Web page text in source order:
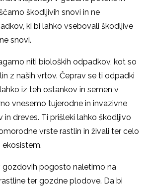
škodljivih snovi in ne
ki bi lahko vsebovali škodljive
snovi.
niti bioloških odpadkov, kot so
z naših vrtov. Čeprav se ti odpadki
iz teh ostankov in semen v
vnesemo tujerodne in invazivne
in dreves. Ti prišleki lahko škodljivo
vrste rastlin in živali ter celo
gozdovih pogosto naletimo na
ter gozdne plodove. Da bi